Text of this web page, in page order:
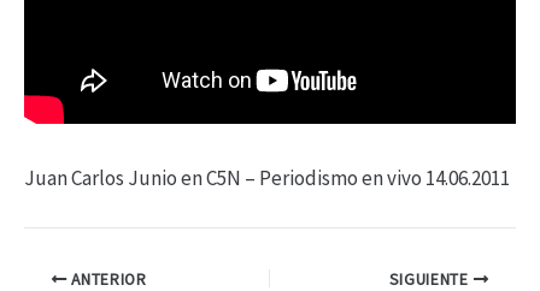
Juan Carlos Junio en C5N – Periodismo en vivo 14.06.2011
ANTERIOR SIGUIENTE